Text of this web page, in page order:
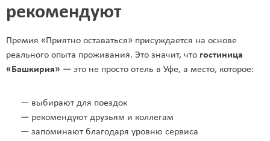
рекомендуют
Премия «Приятно оставаться» присуждается на основе
реального опыта проживания. Это значит, что гостиница
«Башкирия» — это не просто отель в Уфе, а место, которое:
— выбирают для поездок
— рекомендуют друзьям и коллегам
— запоминают благодаря уровню сервиса